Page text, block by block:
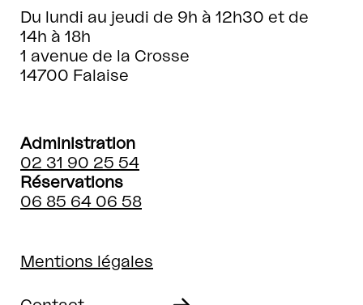
Du lundi au jeudi de 9h à 12h30 et de
14h à 18h
1 avenue de la Crosse
14700 Falaise
Administration
02 31 90 25 54
Réservations
06 85 64 06 58
Mentions légales